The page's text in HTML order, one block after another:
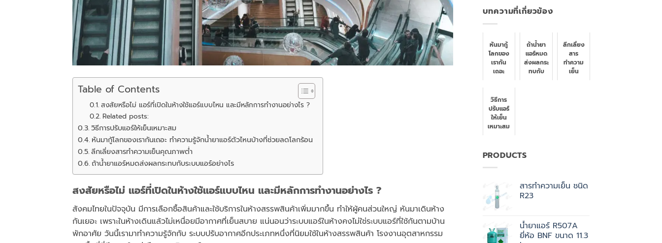
Table of Contents
สงสัยหรือไม่ แอร์ที่เปิดในห้างใช้แอร์แบบไหน และมีหลักการทำงานอย่างไร ?
Related posts:
วิธีการปรับแอร์ให้เย็นเหมาะสม
หันมากู้โลกของเรากันเถอะ ทำความรู้จักน้ำยาแอร์ตัวไหนบ้างที่ช่วยลดโลกร้อน
ลีกเลี่ยงสารทำความเย็นคุณภาพต่ำ
ถ้าน้ำยาแอร์หมดส่งผลกระทบกับระบบแอร์อย่างไร
สงสัยหรือไม่ แอร์ที่เปิดในห้างใช้แอร์แบบไหน และมีหลักการทำงานอย่างไร ?
สังคมไทยในปัจจุบัน มีการเลือกซื้อสินค้าและใช้บริการในห้างสรรพสินค้าเพิ่มมากขึ้น ทำให้ผู้คนส่วนใหญ่ หันมาเดินห้าง
กันเยอะ เพราะในห้างเดินแล้วไม่เหนื่อยมีอากาศที่เย็นสบาย แน่นอนว่าระบบแอร์ในห้างคงไม่ใช่ระบบแอร์ที่ใช้กันตามบ้าน
พักอาศัย วันนี้เรามาทำความรู้จักกับ ระบบปรับอากาศอีกประเภทหนึ่งที่นิยมใช้ในห้างสรรพสินค้า โรงงานอุตสาหกรรม
บทความที่เกี่ยวข้อง
หันมากู้
โลกของ
เรากัน
เถอะ
แอร์ตัว
ไหนบ้างที่
ช่วยลด
โลกร้อน
ถ้าน้ำยา
แอร์หมด
ส่งผลกระ
ทบกับ
ลีกเลี่ยง
สาร
ทำความ
เย็น
วิธีการ
ปรับแอร์
ให้เย็น
เหมาะสม
PRODUCTS
สารทำความเย็น ชนิด
R23
น้ำยาแอร์ R507A
ยี่ห้อ BNF ขนาด 11.3